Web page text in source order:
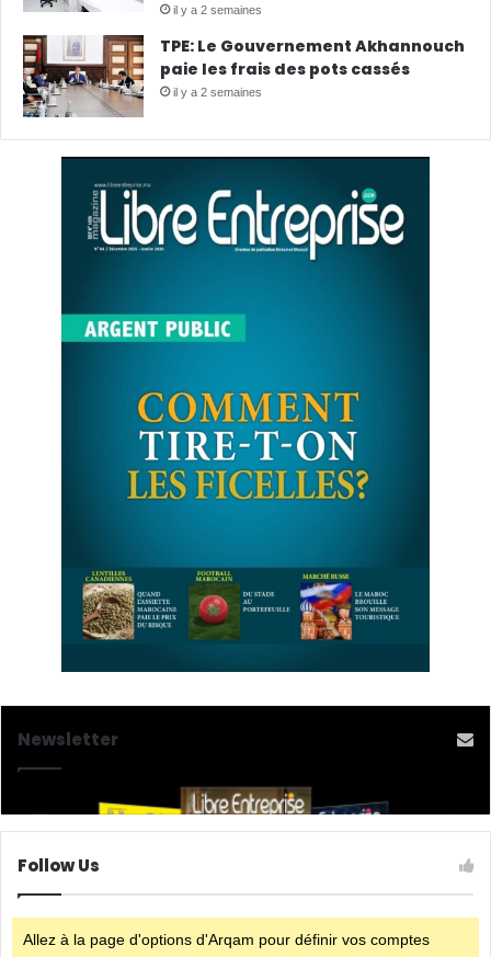
il y a 2 semaines
TPE: Le Gouvernement Akhannouch
paie les frais des pots cassés
il y a 2 semaines
Newsletter
Follow Us
Allez à la page d'options d'Arqam pour définir vos comptes